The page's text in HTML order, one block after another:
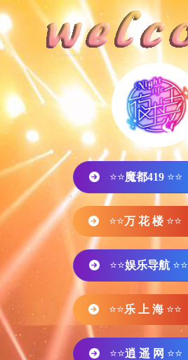
⭐⭐魔都419 ⭐⭐
⭐⭐万 花 楼 ⭐⭐
⭐⭐娱乐导航 ⭐⭐
⭐⭐乐 上 海 ⭐⭐
⭐⭐逍 遥 网 ⭐⭐